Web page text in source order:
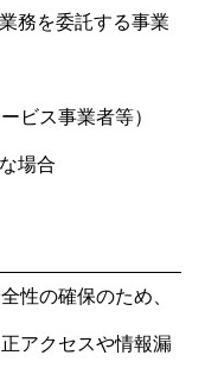
務を委託する事業
ビス事業者等）
場合
性の確保のため、
アクセスや情報漏